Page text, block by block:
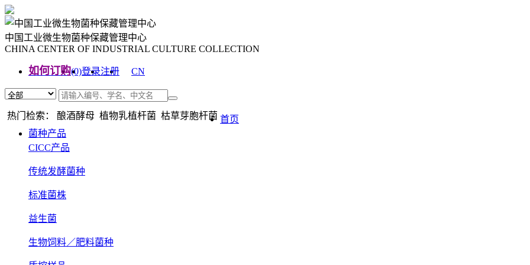
中国工业微生物菌种保藏管理中心
CHINA CENTER OF INDUSTRIAL CULTURE COLLECTION
如何订购(0)登录注册
CN
热门检索： 酿酒酵母 植物乳植杆菌 枯草芽胞杆菌 首页
菌种产品
CICC产品
传统发酵菌种
标准菌株
益生菌
生物饲料／肥料菌种